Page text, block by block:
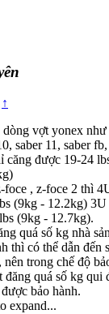
↑
dòng vợt yonex như
saber 11, saber
căng được 19-24
foce , z-foce 2 thì
(9kg - 12.2kg) 3U
(9kg - 12.7kg).
quá số kg nhà
thì có thể dẫn đến
nên trong chế độ
đăng quá số kg qui
bảo hành.
expand...